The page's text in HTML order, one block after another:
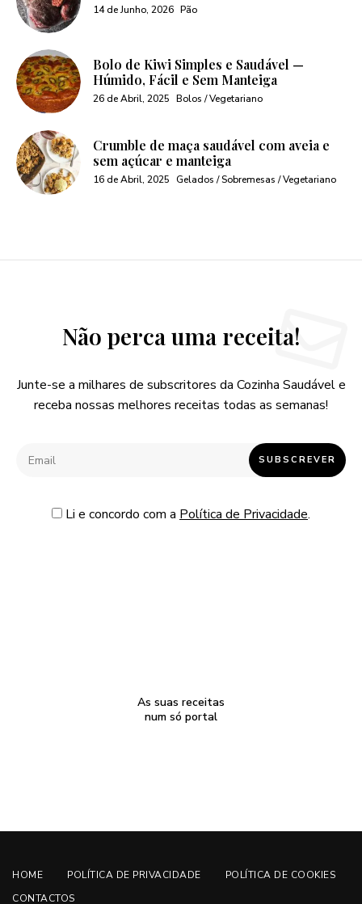
14 de Junho, 2026 Pão
Bolo de Kiwi Simples e Saudável —
Húmido, Fácil e Sem Manteiga
26 de Abril, 2025 Bolos / Vegetariano
Crumble de maça saudável com aveia e
sem açúcar e manteiga
16 de Abril, 2025 Gelados / Sobremesas / Vegetariano
Não perca uma receita!
Junte-se a milhares de subscritores da Cozinha Saudável e
receba nossas melhores receitas todas as semanas!
Li e concordo com a Política de Privacidade.
As suas receitas
num só portal
HOME POLÍTICA DE PRIVACIDADE
POLÍTICA DE COOKIES
CONTACTOS